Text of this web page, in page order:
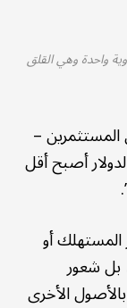
واحدة وهي القلق
المستثمرين –
أصبح أقل
أو
بل شعور
الأخرى